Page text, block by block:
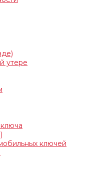
утере
ключей